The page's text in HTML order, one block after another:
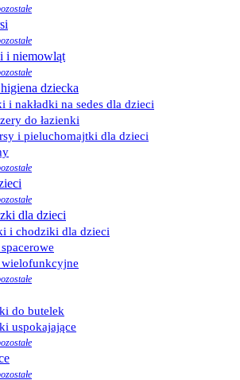
i niemowląt
dziecka
i nakładki na sedes dla dzieci
do łazienki
i pieluchomajtki dla dzieci
dla dzieci
i chodziki dla dzieci
do butelek
uspokajające